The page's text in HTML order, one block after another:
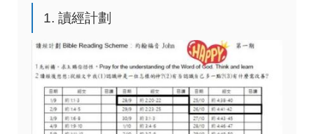
1. 讀經計劃